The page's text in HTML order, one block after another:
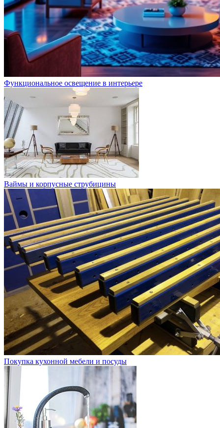
Функциональное освещение в интерьере
Ваймы и корпусные струбицины
Покупка кухонной мебели и посуды